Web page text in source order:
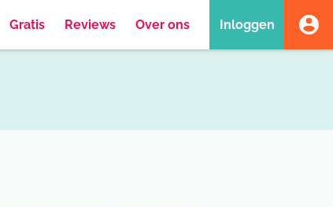
Gratis Reviews Over ons Inloggen